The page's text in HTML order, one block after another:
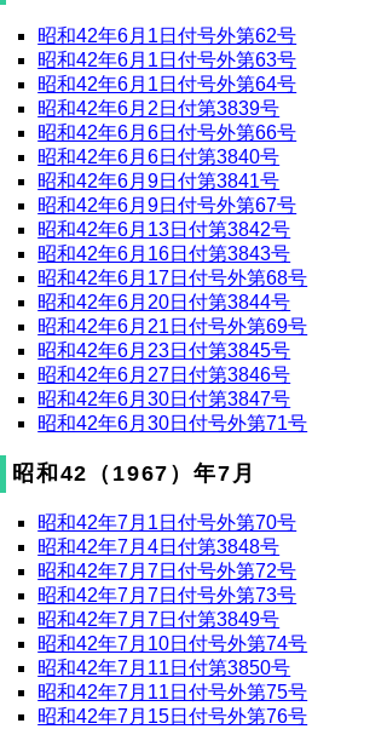
昭和42年6月1日付号外第62号
昭和42年6月1日付号外第63号
昭和42年6月1日付号外第64号
昭和42年6月2日付第3839号
昭和42年6月6日付号外第66号
昭和42年6月6日付第3840号
昭和42年6月9日付第3841号
昭和42年6月9日付号外第67号
昭和42年6月13日付第3842号
昭和42年6月16日付第3843号
昭和42年6月17日付号外第68号
昭和42年6月20日付第3844号
昭和42年6月21日付号外第69号
昭和42年6月23日付第3845号
昭和42年6月27日付第3846号
昭和42年6月30日付第3847号
昭和42年6月30日付号外第71号
昭和42（1967）年7月
昭和42年7月1日付号外第70号
昭和42年7月4日付第3848号
昭和42年7月7日付号外第72号
昭和42年7月7日付号外第73号
昭和42年7月7日付第3849号
昭和42年7月10日付号外第74号
昭和42年7月11日付第3850号
昭和42年7月11日付号外第75号
昭和42年7月15日付号外第76号